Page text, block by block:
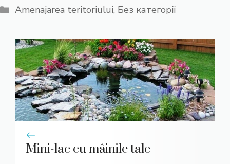
Categorii
Amenajarea teritoriului, Без категорії
Mini-lac cu mâinile tale